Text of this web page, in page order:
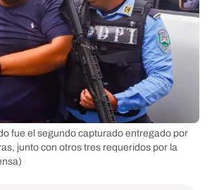
fue el segundo capturado entregado por
junto con otros tres requeridos por la